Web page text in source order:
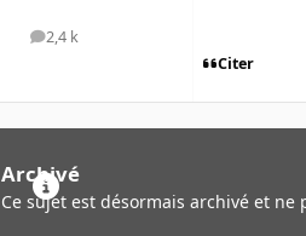
2,4 k
messages
Citer
Archivé
Ce sujet est désormais archivé et